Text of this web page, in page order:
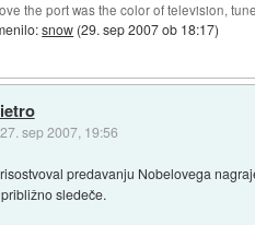
the port was the color of television,
snow (29. sep 2007 ob 18:17)
27. sep 2007, 19:56
predavanju Nobelovega
sledeče.